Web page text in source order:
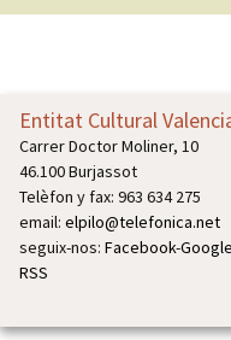
Entitat Cultural
Carrer Doctor Moliner, 10
46.100 Burjassot
Telèfon y fax: 963 634 275
email: elpilo@telefonica.net
seguix-nos: Facebook-
RSS